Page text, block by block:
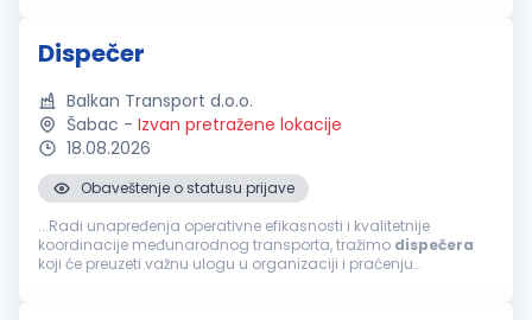
Dispečer
Balkan Transport d.o.o.
Šabac - Izvan pretražene lokacije
18.08.2026
Obaveštenje o statusu prijave
...Radi unapređenja operativne efikasnosti i kvalitetnije
koordinacije međunarodnog transporta, tražimo dispečera
koji će preuzeti važnu ulogu u organizaciji i praćenju